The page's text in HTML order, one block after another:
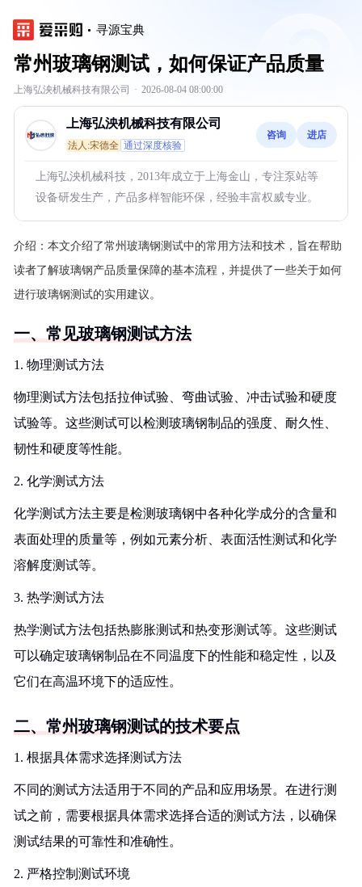
寻源宝典
常州玻璃钢测试，如何保证产品质量
上海弘泱机械科技有限公司 · 2026-08-04 08:00:00
上海弘泱机械科技有限公司
法人:宋德全 通过深度核验
咨询 进店
上海弘泱机械科技，2013年成立于上海金山，专注泵站等
设备研发生产，产品多样智能环保，经验丰富权威专业。
介绍： 本文介绍了常州玻璃钢测试中的常用方法和技术，旨在帮助
读者了解玻璃钢产品质量保障的基本流程，并提供了一些关于如何
进行玻璃钢测试的实用建议。
一、常见玻璃钢测试方法
1. 物理测试方法
物理测试方法包括拉伸试验、弯曲试验、冲击试验和硬度
试验等。这些测试可以检测玻璃钢制品的强度、耐久性、
韧性和硬度等性能。
2. 化学测试方法
化学测试方法主要是检测玻璃钢中各种化学成分的含量和
表面处理的质量等，例如元素分析、表面活性测试和化学
溶解度测试等。
3. 热学测试方法
热学测试方法包括热膨胀测试和热变形测试等。这些测试
可以确定玻璃钢制品在不同温度下的性能和稳定性，以及
它们在高温环境下的适应性。
二、常州玻璃钢测试的技术要点
1. 根据具体需求选择测试方法
不同的测试方法适用于不同的产品和应用场景。在进行测
试之前，需要根据具体需求选择合适的测试方法，以确保
测试结果的可靠性和准确性。
2. 严格控制测试环境